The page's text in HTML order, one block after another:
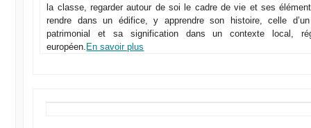
la classe, regarder autour de soi le cadre de vie et ses
rendre dans un édifice, y apprendre son histoire, celle
patrimonial et sa signification dans un contexte local,
européen. En savoir plus